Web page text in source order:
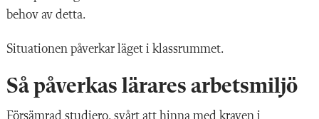
behov av detta.
Situationen påverkar läget i klassrummet.
Så påverkas lärares arbetsmiljö
Försämrad studiero, svårt att hinna med kraven i